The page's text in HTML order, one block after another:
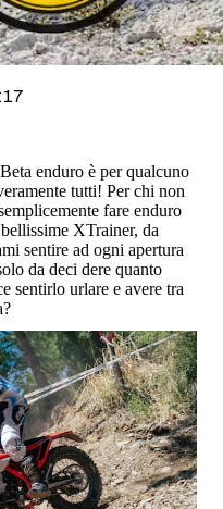
enduro è per qualcuno
tutti! Per chi non
fare enduro
XTrainer, da
sentire ad ogni apertura
da deci dere quanto
sentirlo urlare e avere tra